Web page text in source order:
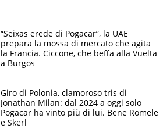
“Seixas erede di Pogacar”, la UAE
prepara la mossa di mercato che agita
la Francia. Ciccone, che beffa alla Vuelta
a Burgos
Giro di Polonia, clamoroso tris di
Jonathan Milan: dal 2024 a oggi solo
Pogacar ha vinto più di lui. Bene Romele
e Skerl